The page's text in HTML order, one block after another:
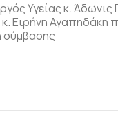
Υγείας κ. Άδωνις
Ειρήνη Αγαπηδάκη
σύμβασης